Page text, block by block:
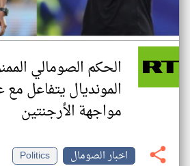
الحكم الصومالي
المونديال يتفاعل
مواجهة الأرجنتين
اخبار الصومال
Politics